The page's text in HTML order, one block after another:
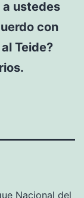
a ustedes
con
Teide?
Nacional del